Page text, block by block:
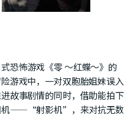
怖游戏《零 ～红蝶～》的
游戏中，一对双胞胎姐妹误入
故事剧情的同时，借助能拍下
机——“射影机”，来对抗无数